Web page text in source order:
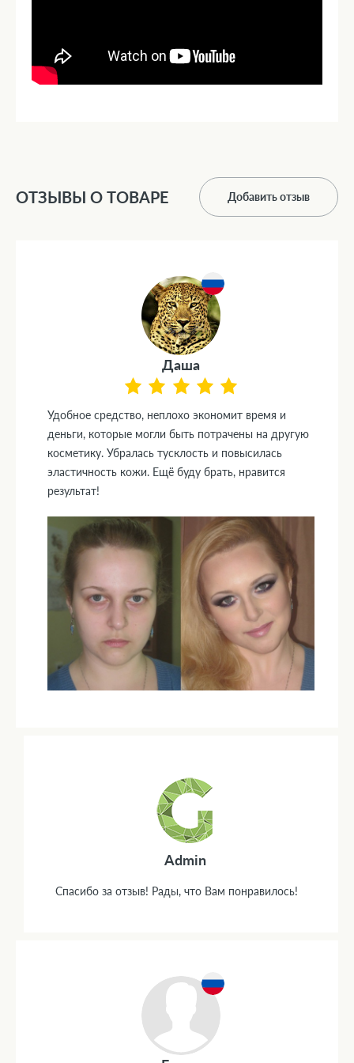
ОТЗЫВЫ О ТОВАРЕ Добавить отзыв
Даша
Удобное средство, неплохо экономит время и
деньги, которые могли быть потрачены на другую
косметику. Убралась тусклость и повысилась
эластичность кожи. Ещё буду брать, нравится
результат!
Admin
Спасибо за отзыв! Рады, что Вам понравилось!